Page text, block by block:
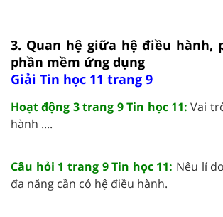
3. Quan hệ giữa hệ điều hành,
phần mềm ứng dụng
Giải Tin học 11 trang 9
Hoạt động 3 trang 9 Tin học 11:Vai
hành ....
Câu hỏi 1 trang 9 Tin học 11: Nêu lí
đa năng cần có hệ điều hành.